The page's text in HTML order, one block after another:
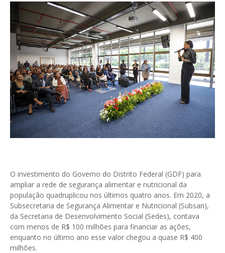
O investimento do Governo do Distrito Federal (GDF) para
ampliar a rede de segurança alimentar e nutricional da
população quadruplicou nos últimos quatro anos. Em 2020, a
Subsecretaria de Segurança Alimentar e Nutricional (Subsan),
da Secretaria de Desenvolvimento Social (Sedes), contava
com menos de R$ 100 milhões para financiar as ações,
enquanto no último ano esse valor chegou a quase R$ 400
milhões.